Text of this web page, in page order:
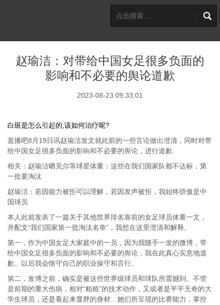
赵瑜洁：对带给中国女足很多负面的
影响和不必要的舆论道歉
2023-08-23 09:33:01
白斑是怎么引起的,该如何治疗呢?
直播吧8月19日讯赵瑜洁发文就此前的一些言论做出澄清，同时对带
给中国女足很多负面的影响和不必要的舆论，进行道歉.
相关：赵瑜洁晒克尔等球星体重：这些在我们国家队都不达标，第
一批要淘汰
赵瑜洁：若因能力被拒可以理解，若因发声被拒，我始终骄傲是中
国球员
本人此前发表了一篇关于其他世界排名靠前的女足球员体重一文，
并配文“我们国家第一批淘汰名单”，我想在这里澄清和解释。
第一，作为中国女足大家庭中的一员，因为我随手一发的微博，带
给中国女足很多负面的影响和不必要的舆论，我在此真心实意地道
歉。以后我会恪守自己的职业操守和言行。
第二，发博之前，确实是被这些世界级球员和球队所震撼到。不管
是前期的重大伤病，相对“粗糙”的技术动作，又或者是平平无奇的大
学生球员，还是看起来显胖的身材…她们所呈现的比赛能力，掌控